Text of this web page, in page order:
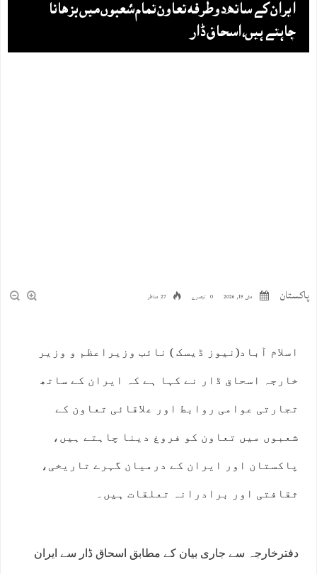
ایران کے ساتھ دوطرفہ تعاون تمام شعبوں میں بڑھانا
چاہتے ہیں، اسحاق ڈار
پاکستان مئی 19, 2026 0 تبصرے 27 مناظر
اسلام آباد(نیوز ڈیسک ) نائب وزیراعظم و وزیر
خارجہ اسحاق ڈار نے کہا ہے کہ ایران کے ساتھ
تجارتی عوامی روابط اور علاقائی تعاون کے
شعبوں میں تعاون کو فروغ دینا چاہتے ہیں،
پاکستان اور ایران کے درمیان گہرے تاریخی،
ثقافتی اور برادرانہ تعلقات ہیں۔
دفترخارجہ سے جاری بیان کے مطابق اسحاق ڈار سے ایران